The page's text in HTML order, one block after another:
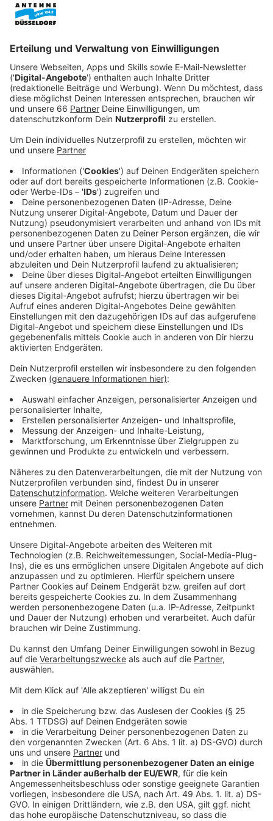
gestohlen. Betroffen sind die Friedhöfe in
Hassels
Veröffentlicht: Freitag, 20.02.2026 11:55
Anzeige
Über 100 Gräber in Hassels betroffen
Anzeige
An Aschermittwoch hatten Mitarbeiter des Hasseler
Friedhofs über 100 Gräber entdeckt, von denen
Lampen oder Vasen abgeschlagen und entwendet
wurden. Einen Tag später wurden ähnliche Fälle in Eller
festgestellt. Auch hier waren zahlreiche Gräber vom
Vandalismus betroffen.
Anzeige
Polizei ermittelt
Anzeige
Sie hat die Polizei informiert und will auch mit den
Angehörigen sprechen. Die Friedhofsverwaltung rät
allen Betroffenen, Anzeige zu erstatten. Eine exakte
Zahl der betroffenen Gräber liegt noch nicht vor. Die
Anzeige
Weitere Infos und Links zum Thema:
Anzeige
Meldung der Stadt dazu
Internetwache der Düsseldorfer Polizei
Polizei Düsseldorf
Anzeige
Folge uns für mehr News & Updates:
Anzeige
Instagram|Facebook| WhatsApp-Kanal